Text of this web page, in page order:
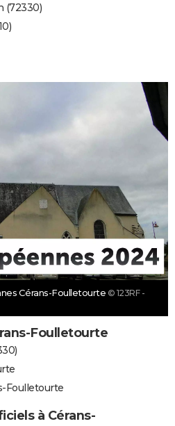
(72330)
Cérans-Foulletourte © 123RF -
Foulletourte
Foulletourte
à Cérans-